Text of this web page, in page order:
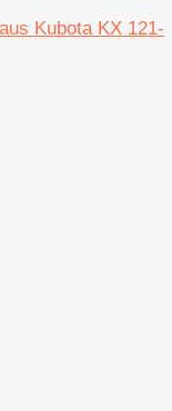
Kubota KX 121-